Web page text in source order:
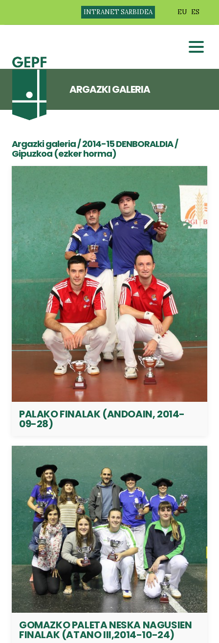
INTRANET SARBIDEA EU ES
ARGAZKI GALERIA
Argazki galeria/2014-15 DENBORALDIA/
Gipuzkoa (ezker horma)
PALAKO FINALAK (ANDOAIN, 2014-
09-28)
GOMAZKO PALETA NESKA NAGUSIEN
FINALAK (ATANO III,2014-10-24)